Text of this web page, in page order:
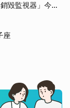
毀監視器」今遭
座